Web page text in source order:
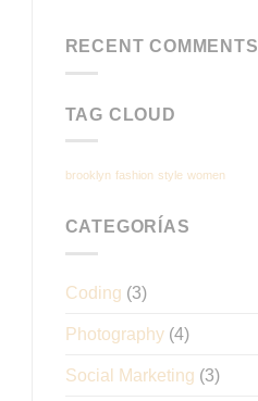
RECENT COMMENTS
TAG CLOUD
brooklyn fashion style women
CATEGORÍAS
Coding (3)
Photography(4)
Social Marketing (3)